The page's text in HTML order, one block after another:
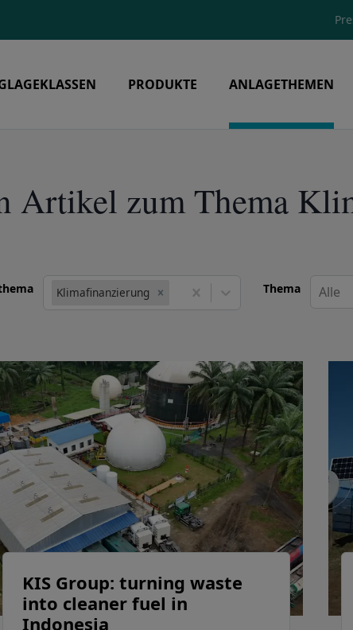
PRODUKTE ANLAGETHEMEN
Artikel zum Thema
Klimafinanzierung Thema Alle
KIS Group: turning waste
into cleaner fuel in
Indonesia